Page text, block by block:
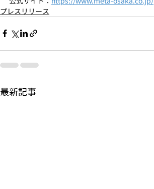
プレスリリース
最新記事